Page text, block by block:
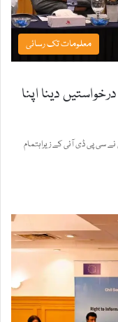
معلومات تک رسائی
دینا اپنا
سی پی ڈی آئی کے زیراہتمام